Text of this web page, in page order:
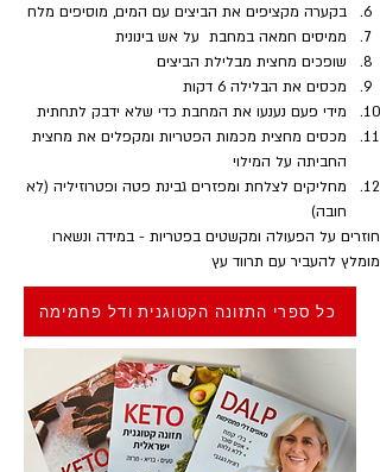
בקערה מקציפים את הביצים עם המים, מוסיפים מלח
ממיסים חמאה במחבת  על אש בינונית
שופכים מחצית מבלילת הביצים
מכסים את הבלילה 6 דקות
מידי פעם נענעו את המחבת כדי שלא ידבק לתחתית
מכסים מחצית מכמות הפטריות ומקפלים את מחצית
החביתה על המילוי
מחליקים לצלחת ומפזרים גבינת פטה ופטרוזיליה (לא
חובה)
חוזרים על הפעולה ומקשטים בפטריות - במידה ונשארו
מומלץ להעביר עם תרווד עץ
כל ספרי התזונה הקטוגנית ודל פחמימה